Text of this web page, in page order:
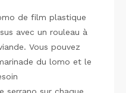
de film plastique
avec un rouleau à
Vous pouvez
du lomo et le